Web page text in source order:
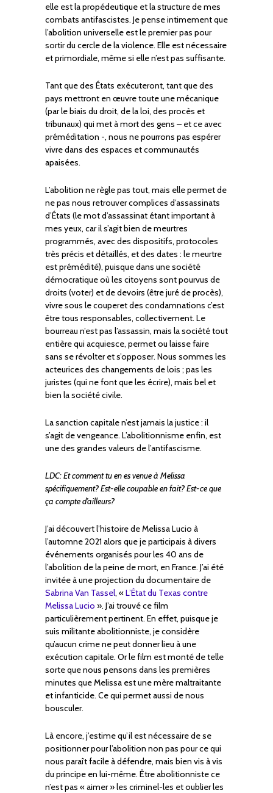
elle est la propédeutique et la structure de mes
combats antifascistes. Je pense intimement que
l’abolition universelle est le premier pas pour
sortir du cercle de la violence. Elle est nécessaire
et primordiale, même si elle n’est pas suffisante.
Tant que des États exécuteront, tant que des
pays mettront en œuvre toute une mécanique
(par le biais du droit, de la loi, des procès et
tribunaux) qui met à mort des gens – et ce avec
préméditation -, nous ne pourrons pas espérer
vivre dans des espaces et communautés
apaisées.
L’abolition ne règle pas tout, mais elle permet de
ne pas nous retrouver complices d’assassinats
d’États (le mot d’assassinat étant important à
mes yeux, car il s’agit bien de meurtres
programmés, avec des dispositifs, protocoles
très précis et détaillés, et des dates : le meurtre
est prémédité), puisque dans une société
démocratique où les citoyens sont pourvus de
droits (voter) et de devoirs (être juré de procès),
vivre sous le couperet des condamnations c’est
être tous responsables, collectivement. Le
bourreau n’est pas l’assassin, mais la société tout
entière qui acquiesce, permet ou laisse faire
sans se révolter et s’opposer. Nous sommes les
acteurices des changements de lois ; pas les
juristes (qui ne font que les écrire), mais bel et
bien la société civile.
La sanction capitale n’est jamais la justice : il
s’agit de vengeance. L’abolitionnisme enfin, est
une des grandes valeurs de l’antifascisme.
LDC: Et comment tu en es venue à Melissa
spécifiquement? Est-elle coupable en fait? Est-ce que
ça compte d’ailleurs?
J’ai découvert l’histoire de Melissa Lucio à
l’automne 2021 alors que je participais à divers
événements organisés pour les 40 ans de
l’abolition de la peine de mort, en France. J’ai été
invitée à une projection du documentaire de
Sabrina Van Tassel, «L’État du Texas contre
Melissa Lucio ». J’ai trouvé ce film
particulièrement pertinent. En effet, puisque je
suis militante abolitionniste, je considère
qu’aucun crime ne peut donner lieu à une
exécution capitale. Or le film est monté de telle
sorte que nous pensons dans les premières
minutes que Melissa est une mère maltraitante
et infanticide. Ce qui permet aussi de nous
bousculer.
Là encore, j’estime qu’il est nécessaire de se
positionner pour l’abolition non pas pour ce qui
nous paraît facile à défendre, mais bien vis à vis
du principe en lui-même. Être abolitionniste ce
n’est pas « aimer » les criminel-les et oublier les